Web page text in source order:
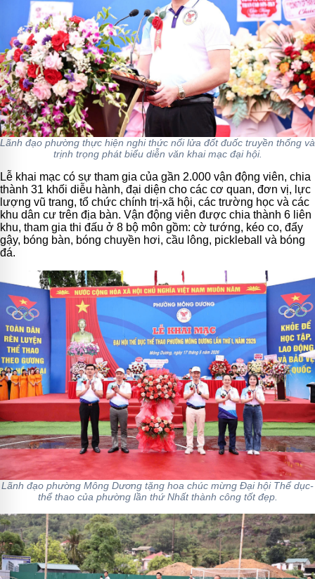
Lãnh đạo phường thực hiện nghi thức nổi lửa đốt đuốc truyền thống và
trịnh trọng phát biểu diễn văn khai mạc đại hội.
Lễ khai mạc có sự tham gia của gần 2.000 vận động viên, chia
thành 31 khối diễu hành, đại diện cho các cơ quan, đơn vị, lực
lượng vũ trang, tổ chức chính trị-xã hội, các trường học và các
khu dân cư trên địa bàn. Vận động viên được chia thành 6 liên
khu, tham gia thi đấu ở 8 bộ môn gồm: cờ tướng, kéo co, đẩy
gậy, bóng bàn, bóng chuyền hơi, cầu lông, pickleball và bóng
đá.
Lãnh đạo phường Mông Dương tặng hoa chúc mừng Đại hội Thể dục-
thể thao của phường lần thứ Nhất thành công tốt đẹp.